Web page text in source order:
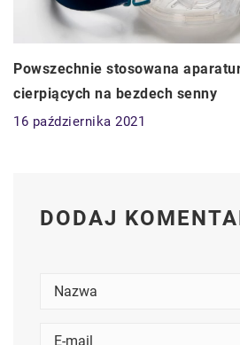
Powszechnie stosowana
cierpiących na bezdech senny
16 października 2021
DODAJ